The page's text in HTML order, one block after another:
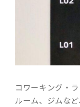
コワーキング・
ルーム、ジムなど